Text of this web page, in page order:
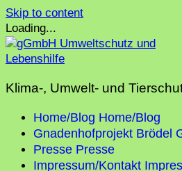
Skip to content
Loading...
Klima-, Umwelt- und
Home/Blog Home/Blog
Gnadenhofprojekt Brödel
Presse Presse
Impressum/Kontakt